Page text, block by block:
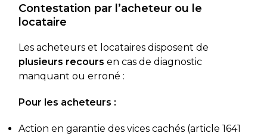
Contestation par l’acheteur ou le
locataire
Les acheteurs et locataires disposent de
plusieurs recours en cas de diagnostic
manquant ou erroné :
Pour les acheteurs :
Action en garantie des vices cachés (article 1641